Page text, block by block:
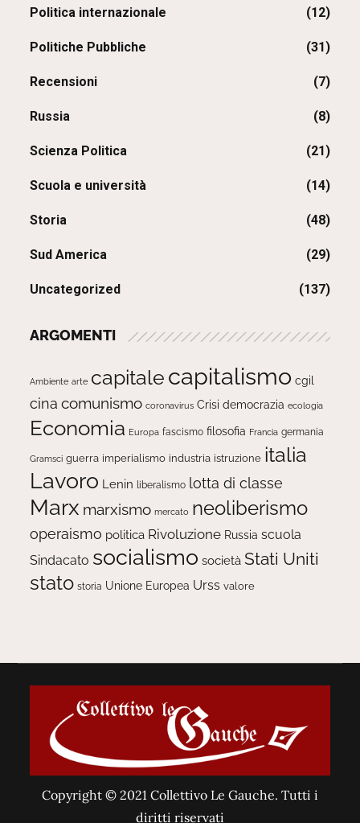
Politica internazionale (12)
Politiche Pubbliche (31)
Recensioni (7)
Russia (8)
Scienza Politica (21)
Scuola e università (14)
Storia (48)
Sud America (29)
Uncategorized (137)
ARGOMENTI
Ambiente arte capitale capitalismo cgil
cina comunismo coronavirus Crisi democrazia ecologia
Economia Europa fascismo filosofia Francia germania
Gramsci guerra imperialismo industria istruzione italia
Lavoro Lenin liberalismo lotta di classe
Marx marxismo mercato neoliberismo
operaismo politica Rivoluzione Russia scuola
Sindacato socialismo società Stati Uniti
stato storia Unione Europea Urss valore
Copyright © 2021 Collettivo Le Gauche. Tutti i
diritti riservati